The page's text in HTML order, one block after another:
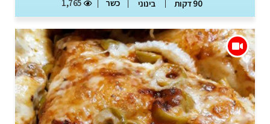
90 דקות בינוני כשר 1,765